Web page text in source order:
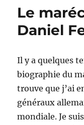
Le
Daniel
Il y a quelques
biographie du
trouve que j’ai
généraux
mondiale. Je